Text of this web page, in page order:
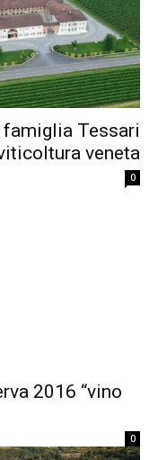
famiglia Tessari
veneta
0
2016 “vino
0